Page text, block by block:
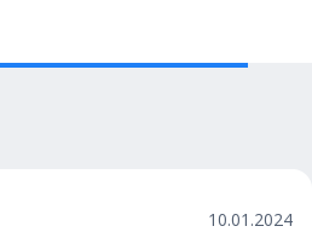
10.01.2024